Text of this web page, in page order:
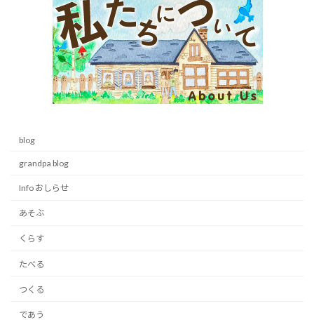
blog
grandpa blog
Info おしらせ
あそぶ
くらす
たべる
つくる
であう